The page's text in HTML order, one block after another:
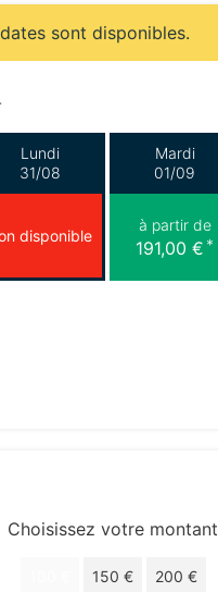
sont disponibles.
Lundi
31/08
disponible
Mardi
01/09
à partir de
191,00 € *
Choisissez votre montant
150 € 200 €